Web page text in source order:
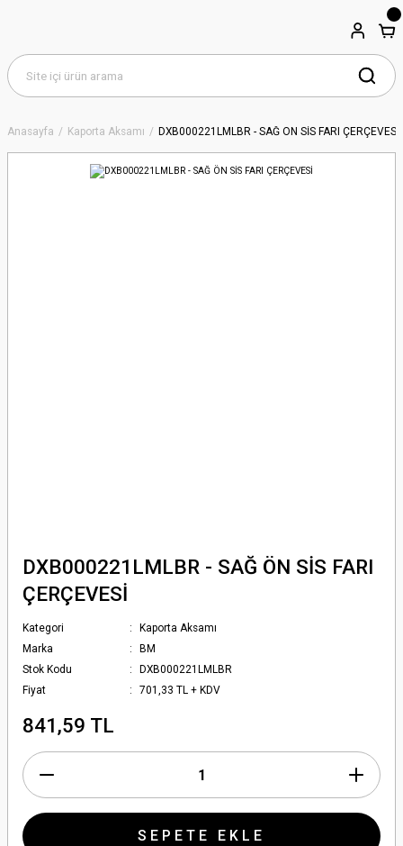
Anasayfa Kaporta Aksamı DXB000221LMLBR - SAĞ ÖN SİS FARI ÇERÇEVESİ
DXB000221LMLBR - SAĞ ÖN SİS FARI
ÇERÇEVESİ
Kategori
Kaporta Aksamı
Marka
BM
Stok Kodu
DXB000221LMLBR
Fiyat
701,33 TL + KDV
841,59 TL
SEPETE EKLE